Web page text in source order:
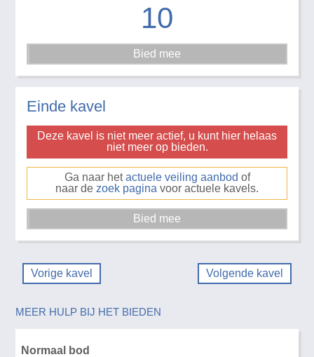
10
Einde kavel
Deze kavel is niet meer actief, u kunt hier helaas
niet meer op bieden.
Ga naar hetactuele veiling aanbod of
naar de zoek pagina voor actuele kavels.
Vorige kavel Volgende kavel
MEER HULP BIJ HET BIEDEN
Normaal bod